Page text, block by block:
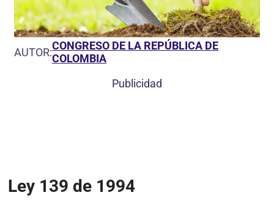
AUTOR:CONGRESO DE LA REPÚBLICA DE
COLOMBIA
Publicidad
Ley 139 de 1994